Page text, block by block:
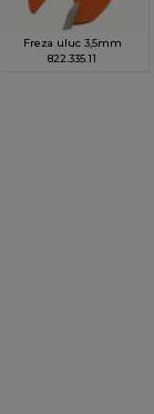
Freza uluc 3,5mm
822.335.11